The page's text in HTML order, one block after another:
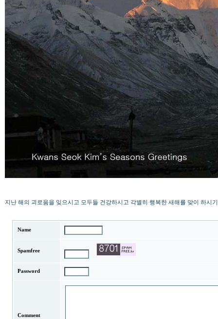
지난 해의 괴로움을 잊으시고 모두들 건강하시고 각별히 행복한 새해를 맞이 하시기
Name
Spamfree
Password
Comment